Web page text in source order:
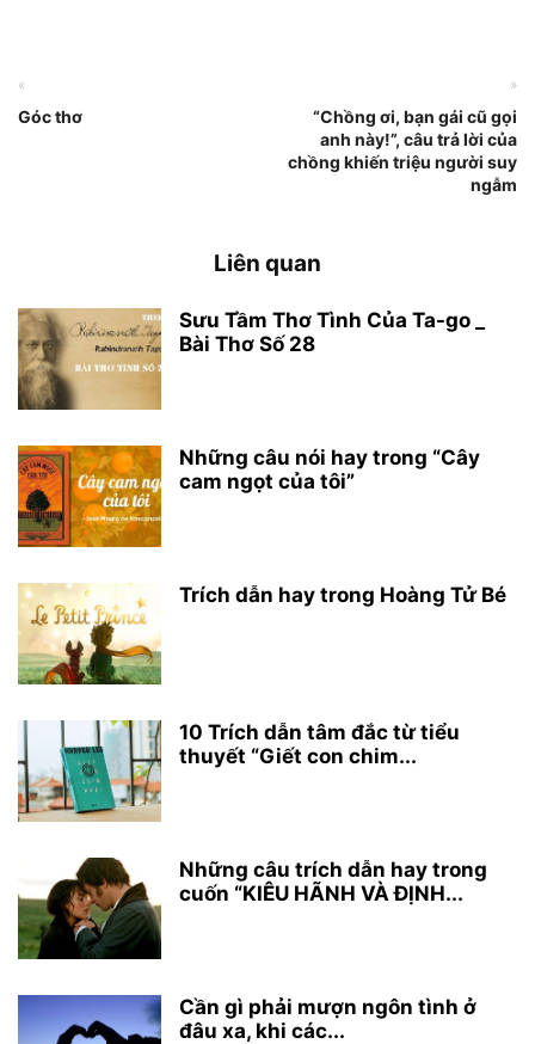
«
Góc thơ
»
“Chồng ơi, bạn gái cũ gọi
anh này!”, câu trả lời của
chồng khiến triệu người suy
ngẫm
Liên quan
Sưu Tầm Thơ Tình Của Ta-go _
Bài Thơ Số 28
Những câu nói hay trong “Cây
cam ngọt của tôi”
Trích dẫn hay trong Hoàng Tử Bé
10 Trích dẫn tâm đắc từ tiểu
thuyết “Giết con chim...
Những câu trích dẫn hay trong
cuốn “KIÊU HÃNH VÀ ĐỊNH...
Cần gì phải mượn ngôn tình ở
đâu xa, khi các...